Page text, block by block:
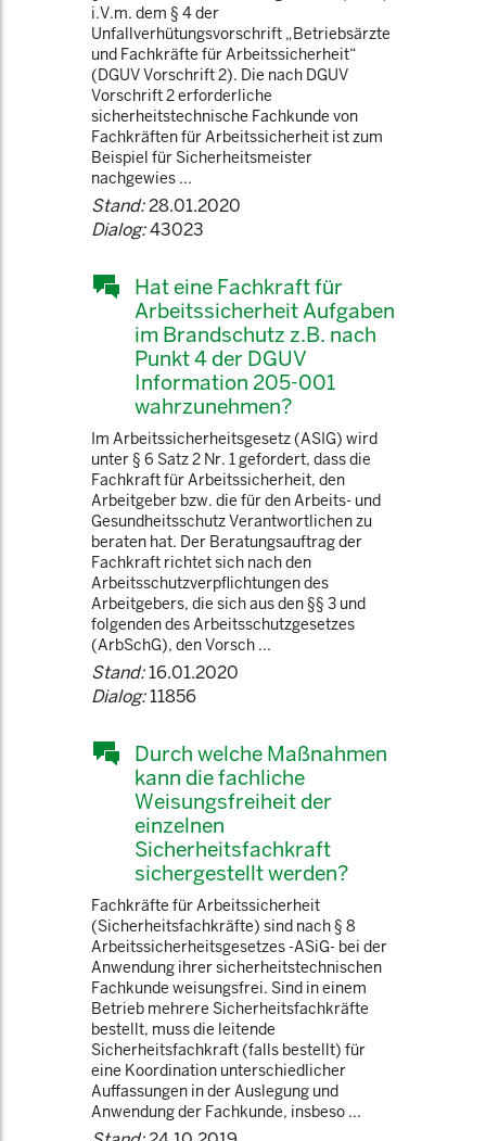
i.V.m. dem § 4 der
Unfallverhütungsvorschrift „Betriebsärzte
und Fachkräfte für Arbeitssicherheit“
(DGUV Vorschrift 2). Die nach DGUV
Vorschrift 2 erforderliche
sicherheitstechnische Fachkunde von
Fachkräften für Arbeitssicherheit ist zum
Beispiel für Sicherheitsmeister
nachgewies ...
Stand:28.01.2020
Dialog:43023
Hat eine Fachkraft für
Arbeitssicherheit Aufgaben
im Brandschutz z.B. nach
Punkt 4 der DGUV
Information 205-001
wahrzunehmen?
Im Arbeitssicherheitsgesetz (ASIG) wird
unter § 6 Satz 2 Nr. 1 gefordert, dass die
Fachkraft für Arbeitssicherheit, den
Arbeitgeber bzw. die für den Arbeits- und
Gesundheitsschutz Verantwortlichen zu
beraten hat. Der Beratungsauftrag der
Fachkraft richtet sich nach den
Arbeitsschutzverpflichtungen des
Arbeitgebers, die sich aus den §§ 3 und
folgenden des Arbeitsschutzgesetzes
(ArbSchG), den Vorsch ...
Stand:16.01.2020
Dialog:11856
Durch welche Maßnahmen
kann die fachliche
Weisungsfreiheit der
einzelnen
Sicherheitsfachkraft
sichergestellt werden?
Fachkräfte für Arbeitssicherheit
(Sicherheitsfachkräfte) sind nach § 8
Arbeitssicherheitsgesetzes -ASiG- bei der
Anwendung ihrer sicherheitstechnischen
Fachkunde weisungsfrei. Sind in einem
Betrieb mehrere Sicherheitsfachkräfte
bestellt, muss die leitende
Sicherheitsfachkraft (falls bestellt) für
eine Koordination unterschiedlicher
Auffassungen in der Auslegung und
Anwendung der Fachkunde, insbeso ...